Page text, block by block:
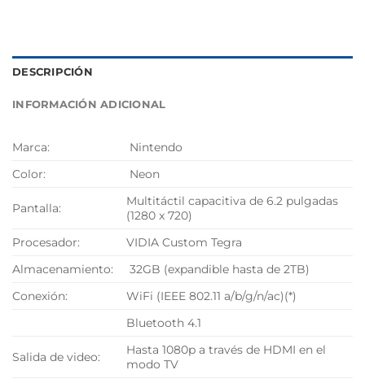
DESCRIPCIÓN
INFORMACIÓN ADICIONAL
Marca:
Nintendo
Color:
Neon
Pantalla:
Multitáctil capacitiva de 6.2 pulgadas
(1280 x 720)
Procesador:
VIDIA Custom Tegra
Almacenamiento:
32GB (expandible hasta de 2TB)
Conexión:
WiFi (IEEE 802.11 a/b/g/n/ac)(*)
Bluetooth 4.1
Salida de video:
Hasta 1080p a través de HDMI en el
modo TV